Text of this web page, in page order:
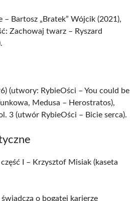
– Bartosz „Bratek” Wójcik (2021),
Zachowaj twarz – Ryszard
(utwory: RybieOści – You could be
Medusa – Herostratos),
3 (utwór RybieOści – Bicie serca).
I – Krzysztof Misiak (kaseta
o bogatej karierze